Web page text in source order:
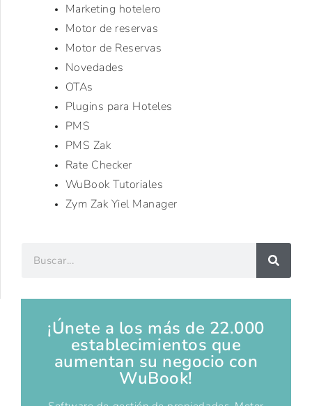
Marketing hotelero
Motor de reservas
Motor de Reservas
Novedades
OTAs
Plugins para Hoteles
PMS
PMS Zak
Rate Checker
WuBook Tutoriales
Zym Zak Yiel Manager
¡Únete a los más de 22.000
establecimientos que
aumentan su negocio con
WuBook!